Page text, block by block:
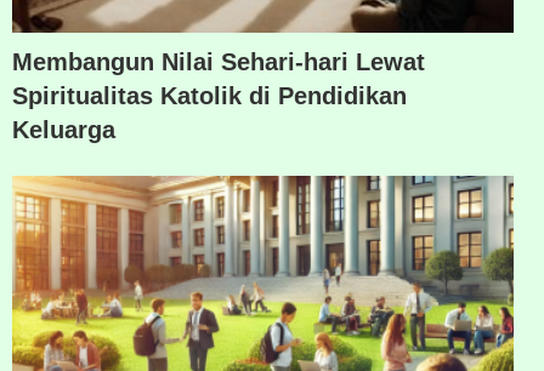
Membangun Nilai Sehari-hari Lewat
Spiritualitas Katolik di Pendidikan
Keluarga